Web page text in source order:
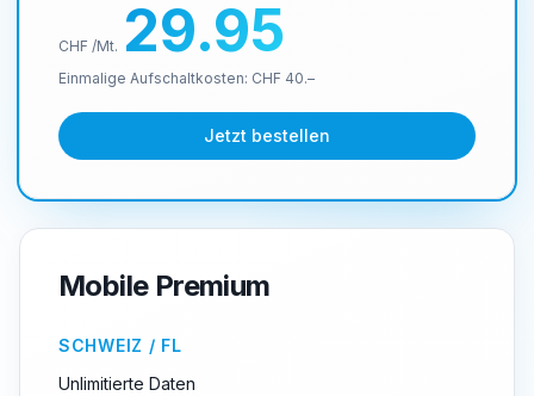
CHF /Mt. 29.95
Einmalige Aufschaltkosten: CHF 40.–
Jetzt bestellen
Mobile Premium
SCHWEIZ / FL
Unlimitierte Daten